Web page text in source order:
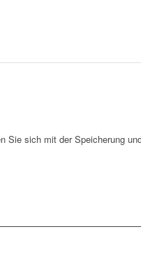
Sie sich mit der Speicherung